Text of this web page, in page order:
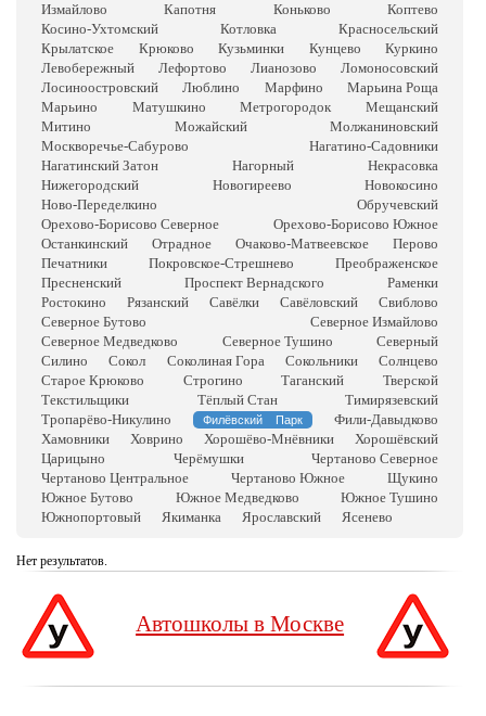
Измайлово
Капотня Коньково
Коптево
Косино-Ухтомский
Котловка
Красносельский
Крылатское
Крюково Кузьминки Кунцево
Куркино
Левобережный
Лефортово Лианозово
Ломоносовский
Лосиноостровский
Люблино Марфино
Марьина Роща
Марьино
Матушкино Метрогородок
Мещанский
Митино
Можайский
Молжаниновский
Москворечье-Сабурово
Нагатино-Садовники
Нагатинский Затон
Нагорный
Некрасовка
Нижегородский
Новогиреево
Новокосино
Ново-Переделкино
Обручевский
Орехово-Борисово Северное
Орехово-Борисово Южное
Останкинский
Отрадное Очаково-Матвеевское
Перово
Печатники
Покровское-Стрешнево
Преображенское
Пресненский
Проспект Вернадского
Раменки
Ростокино
Рязанский Савёлки Савёловский
Свиблово
Северное Бутово
Северное Измайлово
Северное Медведково
Северное Тушино
Северный
Силино
Сокол Соколиная Гора Сокольники
Солнцево
Старое Крюково
Строгино Таганский
Тверской
Текстильщики
Тёплый Стан
Тимирязевский
Тропарёво-Никулино
Филёвский Парк
Фили-Давыдково
Хамовники
Ховрино Хорошёво-Мнёвники
Хорошёвский
Царицыно
Черёмушки
Чертаново Северное
Чертаново Центральное
Чертаново Южное
Щукино
Южное Бутово
Южное Медведково
Южное Тушино
Южнопортовый
Якиманка Ярославский Ясенево
Нет результатов.
Автошколы в Москве